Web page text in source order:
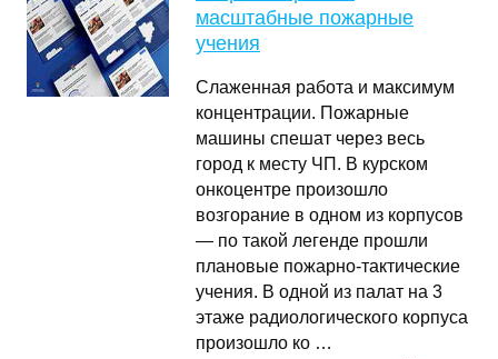
масштабные пожарные
учения
Слаженная работа и максимум
концентрации. Пожарные
машины спешат через весь
город к месту ЧП. В курском
онкоцентре произошло
возгорание в одном из корпусов
— по такой легенде прошли
плановые пожарно-тактические
учения. В одной из палат на 3
этаже радиологического корпуса
произошло ко …